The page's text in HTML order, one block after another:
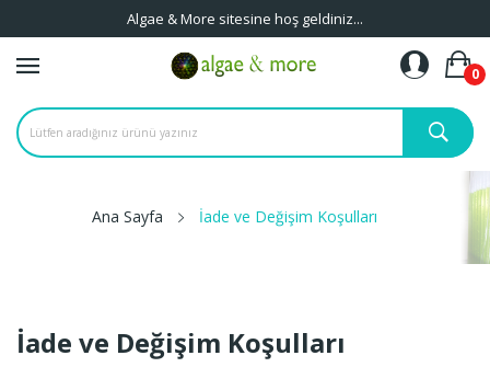
Algae & More sitesine hoş geldiniz...
0
Ana Sayfa İade ve Değişim Koşulları
İade ve Değişim Koşulları